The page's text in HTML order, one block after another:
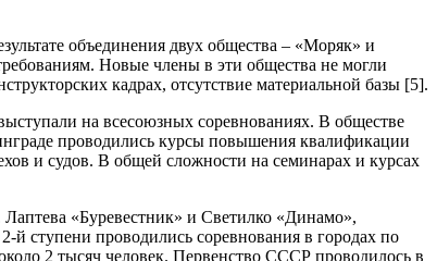
объединения двух общества – «Моряк» и
Новые члены в эти общества не могли
кадрах, отсутствие материальной базы [5].
на всесоюзных соревнованиях. В обществе
проводились курсы повышения квалификации
и судов. В общей сложности на семинарах и курсах
«Буревестник» и Светилко «Динамо»,
ступени проводились соревнования в городах по
2 тысяч человек. Первенство СССР проводилось в